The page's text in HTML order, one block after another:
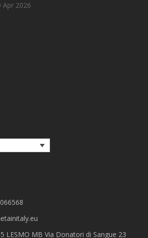
Apr 2026
LESMO MB Via Donatori di Sangue 23